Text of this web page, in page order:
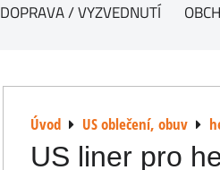
DOPRAVA / VYZVEDNUTÍ
Úvod US oblečení, obuv
US liner pro